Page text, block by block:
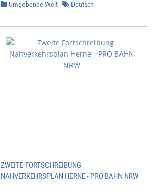
Umgebende Welt Deutsch
ZWEITE FORTSCHREIBUNG
NAHVERKEHRSPLAN HERNE - PRO BAHN NRW